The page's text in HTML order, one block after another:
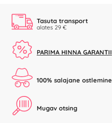
Tasuta transport
alates 29 €
PARIMA HINNA GARANTII
100% salajane ostlemine
Mugav otsing